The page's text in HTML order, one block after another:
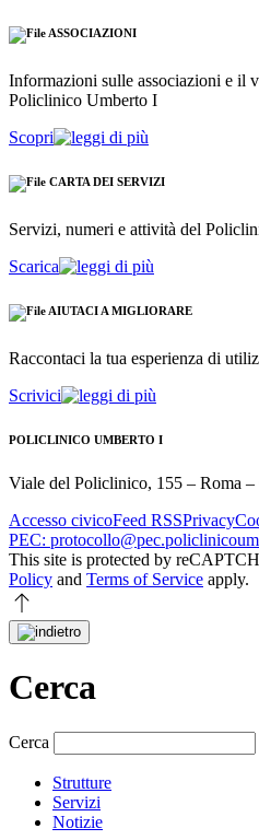
ASSOCIAZIONI
Informazioni sulle associazioni e il
Policlinico Umberto I
Scopri
CARTA DEI SERVIZI
Servizi, numeri e attività del
Scarica
AIUTACI A MIGLIORARE
Raccontaci la tua esperienza di
Scrivici
POLICLINICO UMBERTO I
Viale del Policlinico, 155 – Roma
Accesso civicoFeed RSSPrivacy
PEC:
This site is protected by
Policy and Terms of Service apply.
Cerca
Cerca
Strutture
Servizi
Notizie